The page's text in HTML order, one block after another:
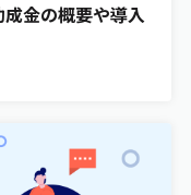
金の概要や導入